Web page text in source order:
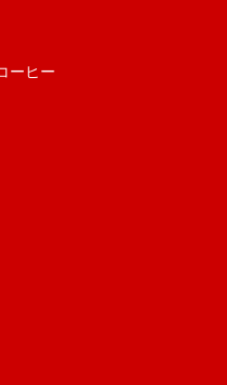
ーヒー